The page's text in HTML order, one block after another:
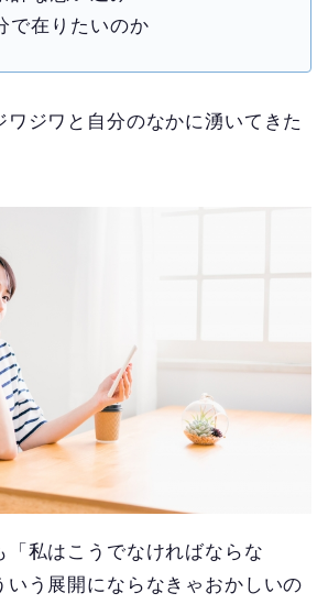
で在りたいのか
ワジワと自分のなかに湧いてきた
「私はこうでなければならな
いう展開にならなきゃおかしいの